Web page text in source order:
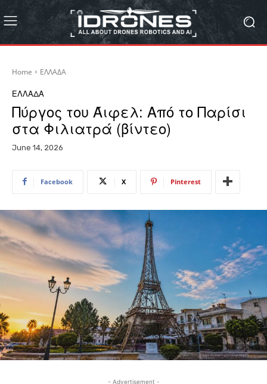
Home ΕΛΛΑΔΑ
ΕΛΛΑΔΑ
Πύργος του Άιφελ: Από το Παρίσι
στα Φιλιατρά (βίντεο)
June 14, 2026
Facebook X Pinterest
- Advertisement -